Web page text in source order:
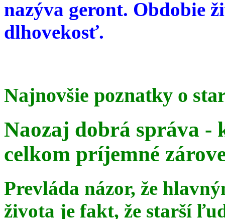
nazýva geront. Obdobie
dlhovekosť.
Najnovšie poznatky o
Naozaj dobrá správa -
celkom príjemné
Prevláda názor, že
života je fakt, že starší